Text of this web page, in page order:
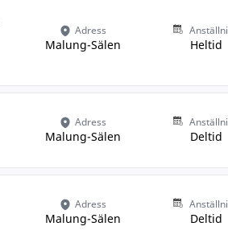
Adress
Malung-Sälen Heltid
Adress
Malung-Sälen Deltid
Adress
Malung-Sälen Deltid